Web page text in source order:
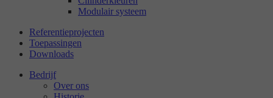
Modulair systeem
Referentieprojecten
Toepassingen
Downloads
Bedrijf
Over ons